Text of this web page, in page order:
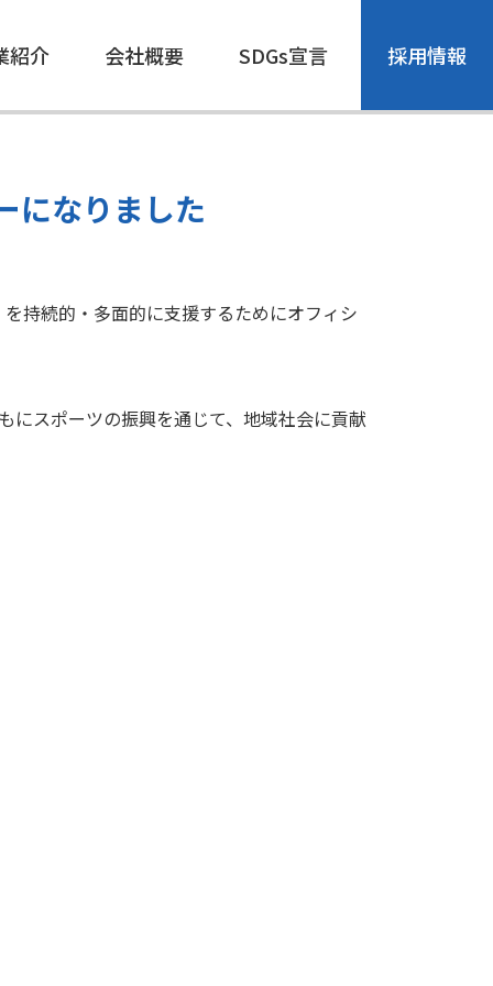
紹介 会社概要 SDGs宣言 採用情報
になりました
持続的・多面的に支援するためにオフィシ
にスポーツの振興を通じて、地域社会に貢献